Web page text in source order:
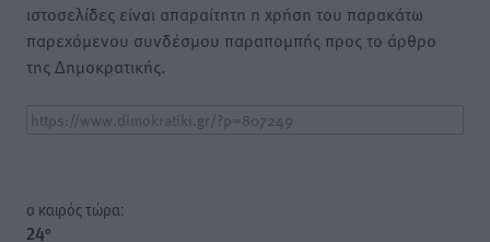
ιστοσελίδες είναι απαραίτητη η χρήση του παρακάτω
παρεχόμενου συνδέσμου παραπομπής προς το άρθρο
της Δημοκρατικής.
o καιρός τώρα:
24°